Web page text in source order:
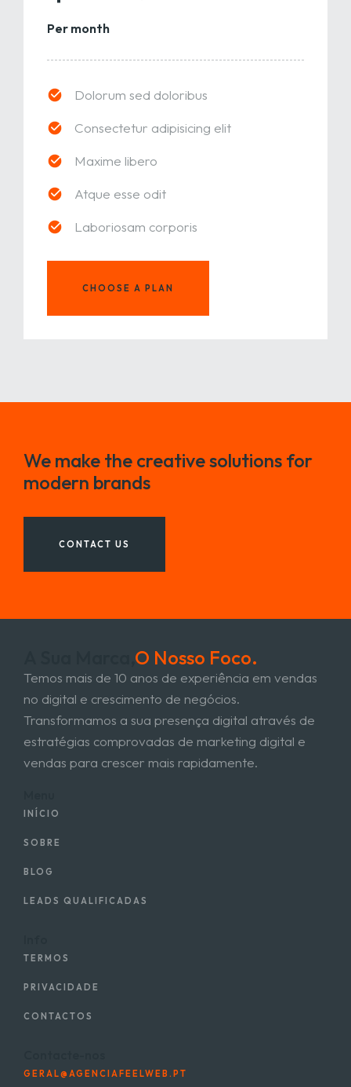
Per month
Dolorum sed doloribus
Consectetur adipisicing elit
Maxime libero
Atque esse odit
Laboriosam corporis
CHOOSE A PLAN
We make the creative solutions for
modern brands
CONTACT US
O Nosso Foco.
Temos mais de 10 anos de experiência em vendas
no digital e crescimento de negócios.
Transformamos a sua presença digital através de
estratégias comprovadas de marketing digital e
vendas para crescer mais rapidamente.
INÍCIO
SOBRE
BLOG
LEADS QUALIFICADAS
TERMOS
PRIVACIDADE
CONTACTOS
GERAL@AGENCIAFEELWEB.PT